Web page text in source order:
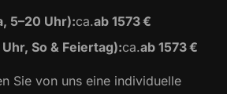
5–20 Uhr):ca.ab 1573 €
So & Feiertag):ca.ab 1573 €
Sie von uns eine individuelle